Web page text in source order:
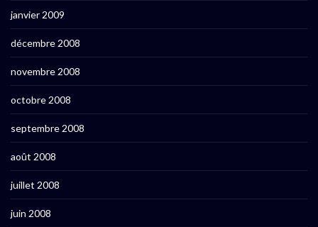
janvier 2009
décembre 2008
novembre 2008
octobre 2008
septembre 2008
août 2008
juillet 2008
juin 2008